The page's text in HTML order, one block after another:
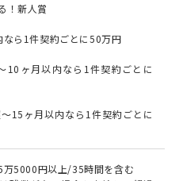
！新人賞
なら1件契約ごとに50万円
10ヶ月以内なら1件契約ごとに
15ヶ月以内なら1件契約ごとに
万5000円以上/35時間を含む